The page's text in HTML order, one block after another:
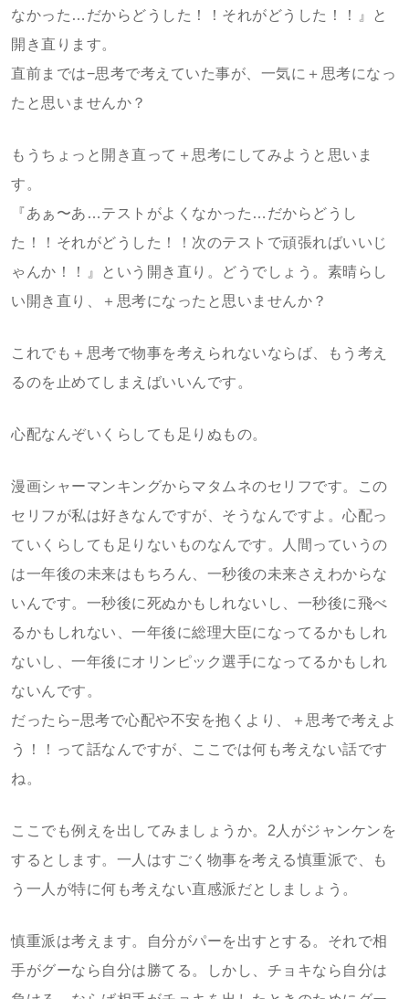
なかった…だからどうした！！それがどうした！！』と
開き直ります。
直前までは−思考で考えていた事が、一気に＋思考になっ
たと思いませんか？
もうちょっと開き直って＋思考にしてみようと思いま
す。
『あぁ〜あ…テストがよくなかった…だからどうし
た！！それがどうした！！次のテストで頑張ればいいじ
ゃんか！！』という開き直り。どうでしょう。素晴らし
い開き直り、＋思考になったと思いませんか？
これでも＋思考で物事を考えられないならば、もう考え
るのを止めてしまえばいいんです。
心配なんぞいくらしても足りぬもの。
漫画シャーマンキングからマタムネのセリフです。この
セリフが私は好きなんですが、そうなんですよ。心配っ
ていくらしても足りないものなんです。人間っていうの
は一年後の未来はもちろん、一秒後の未来さえわからな
いんです。一秒後に死ぬかもしれないし、一秒後に飛べ
るかもしれない、一年後に総理大臣になってるかもしれ
ないし、一年後にオリンピック選手になってるかもしれ
ないんです。
だったら−思考で心配や不安を抱くより、＋思考で考えよ
う！！って話なんですが、ここでは何も考えない話です
ね。
ここでも例えを出してみましょうか。2人がジャンケンを
するとします。一人はすごく物事を考える慎重派で、も
う一人が特に何も考えない直感派だとしましょう。
慎重派は考えます。自分がパーを出すとする。それで相
手がグーなら自分は勝てる。しかし、チョキなら自分は